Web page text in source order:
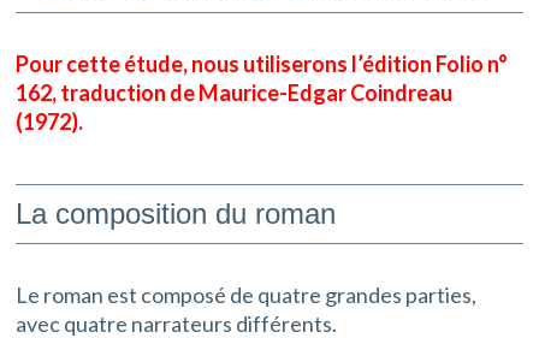
Pour cette étude, nous utiliserons l’édition Folio n°
162, traduction de Maurice-Edgar Coindreau
(1972).
La composition du roman
Le roman est composé de quatre grandes parties,
avec quatre narrateurs différents.